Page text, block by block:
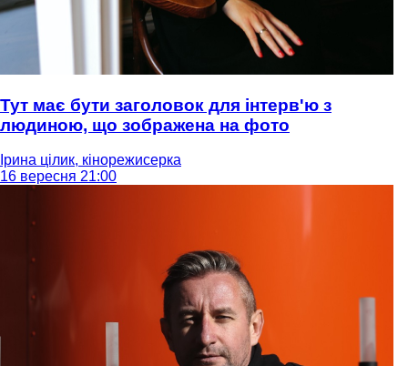
Тут має бути заголовок для інтерв'ю з
людиною, що зображена на фото
Ірина цілик, кінорежисерка
16 вересня 21:00